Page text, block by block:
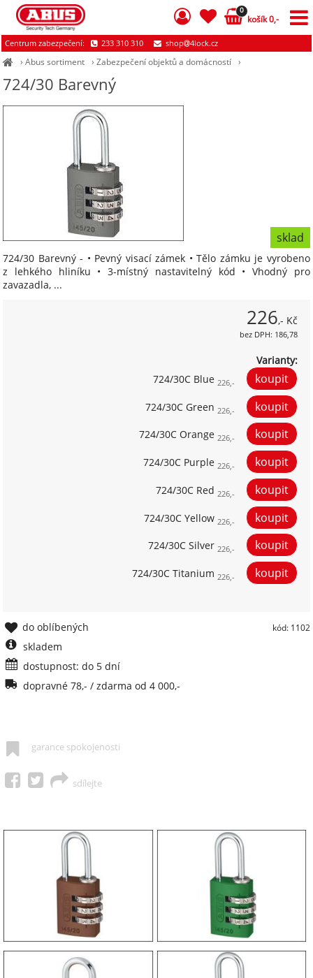
›Abus sortiment ›Zabezpečení objektů a domácností ›
724/30 Barevný
724/30 Barevný - • Pevný visací zámek • Tělo zámku je vyrobeno
z lehkého hliníku • 3-místný nastavitelný kód • Vhodný pro
zavazadla, ...
sklad
226,- Kč
bez DPH: 186,78
Varianty:
724/30C Blue 226,-
724/30C Green 226,-
724/30C Orange 226,-
724/30C Purple 226,-
724/30C Red 226,-
724/30C Yellow 226,-
724/30C Silver 226,-
724/30C Titanium 226,-
kód: 1102
do oblíbených
skladem
dostupnost: do 5 dní
dopravné 78,- / zdarma od 4 000,-
garance spokojenosti
sdílejte
0
košík 0,-
Centrum zabezpečení: 233 310 310 shop 4lock.cz